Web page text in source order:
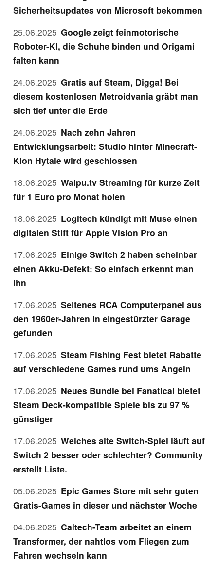
Sicherheitsupdates von Microsoft bekommen
25.06.2025 Google zeigt feinmotorische
Roboter-KI, die Schuhe binden und Origami
falten kann
24.06.2025 Gratis auf Steam, Digga! Bei
diesem kostenlosen Metroidvania gräbt man
sich tief unter die Erde
24.06.2025 Nach zehn Jahren
Entwicklungsarbeit: Studio hinter Minecraft-
Klon Hytale wird geschlossen
18.06.2025 Waipu.tv Streaming für kurze Zeit
für 1 Euro pro Monat holen
18.06.2025 Logitech kündigt mit Muse einen
digitalen Stift für Apple Vision Pro an
17.06.2025 Einige Switch 2 haben scheinbar
einen Akku-Defekt: So einfach erkennt man
ihn
17.06.2025 Seltenes RCA Computerpanel aus
den 1960er-Jahren in eingestürzter Garage
gefunden
17.06.2025 Steam Fishing Fest bietet Rabatte
auf verschiedene Games rund ums Angeln
17.06.2025 Neues Bundle bei Fanatical bietet
Steam Deck-kompatible Spiele bis zu 97 %
günstiger
17.06.2025 Welches alte Switch-Spiel läuft auf
Switch 2 besser oder schlechter? Community
erstellt Liste.
05.06.2025 Epic Games Store mit sehr guten
Gratis-Games in dieser und nächster Woche
04.06.2025 Caltech-Team arbeitet an einem
Transformer, der nahtlos vom Fliegen zum
Fahren wechseln kann